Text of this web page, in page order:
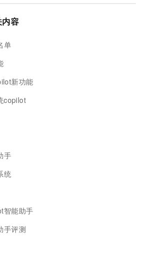
容
单
新功能
copilot
手
统
智能助手
手评测